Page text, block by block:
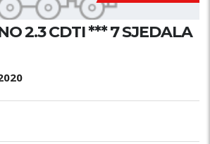
2.3 CDTI *** 7 SJEDALA